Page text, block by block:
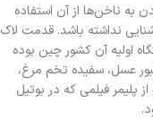
ناخن‌ها از آن استفاده
نداشته باشد. قدمت لاک
اولیه آن کشور چین بوده
عسل، سفیده تخم مرغ،
پلیمر فیلمی که در بوتیل